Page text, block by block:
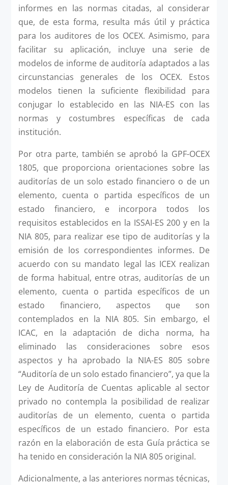
informes en las normas citadas, al considerar
que, de esta forma, resulta más útil y práctica
para los auditores de los OCEX. Asimismo, para
facilitar su aplicación, incluye una serie de
modelos de informe de auditoría adaptados a las
circunstancias generales de los OCEX. Estos
modelos tienen la suficiente flexibilidad para
conjugar lo establecido en las NIA-ES con las
normas y costumbres específicas de cada
institución.
Por otra parte, también se aprobó la GPF-OCEX
1805, que proporciona orientaciones sobre las
auditorías de un solo estado financiero o de un
elemento, cuenta o partida específicos de un
estado financiero, e incorpora todos los
requisitos establecidos en la ISSAI-ES 200 y en la
NIA 805, para realizar ese tipo de auditorías y la
emisión de los correspondientes informes. De
acuerdo con su mandato legal las ICEX realizan
de forma habitual, entre otras, auditorías de un
elemento, cuenta o partida específicos de un
estado financiero, aspectos que son
contemplados en la NIA 805. Sin embargo, el
ICAC, en la adaptación de dicha norma, ha
eliminado las consideraciones sobre esos
aspectos y ha aprobado la NIA-ES 805 sobre
“Auditoría de un solo estado financiero”, ya que la
Ley de Auditoría de Cuentas aplicable al sector
privado no contempla la posibilidad de realizar
auditorías de un elemento, cuenta o partida
específicos de un estado financiero. Por esta
razón en la elaboración de esta Guía práctica se
ha tenido en consideración la NIA 805 original.
Adicionalmente, a las anteriores normas técnicas,